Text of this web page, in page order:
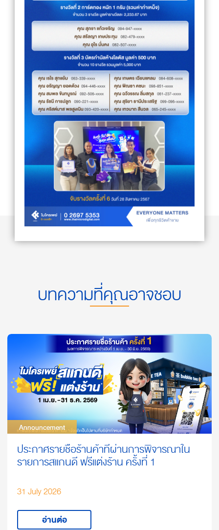
บทความที่คุณอาจชอบ
Announcement
Announcement
ประกาศรายชื่อร้านค้าที่ผ่านการพิจารณาใน
รายการสแกนดี ฟรีแต่งร้าน ครั้งที่ 1
31 July 2026
อ่านต่อ